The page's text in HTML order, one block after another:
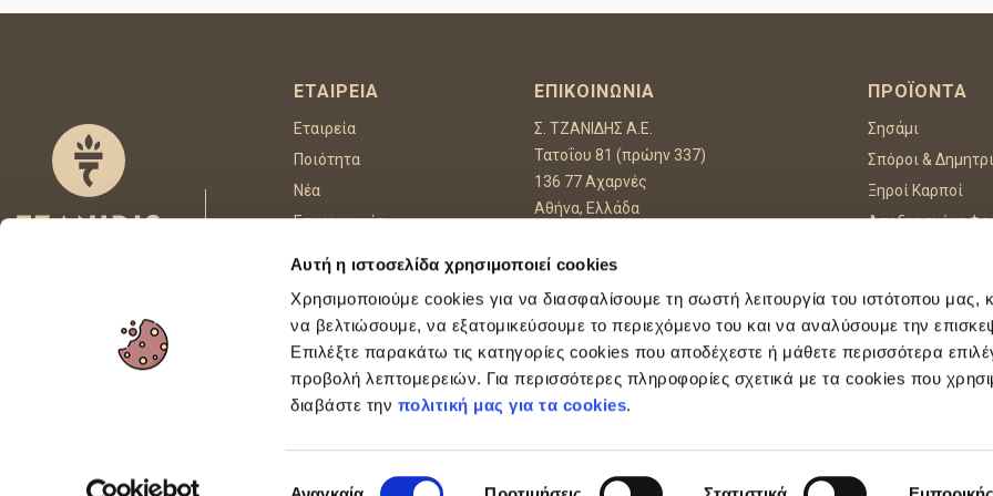
Αυτή η ιστοσελίδα χρησιμοποιεί cookies
Χρησιμοποιούμε cookies για να διασφαλίσουμε τη σωστή λειτουργία του ιστότοπου μας,
να βελτιώσουμε, να εξατομικεύσουμε το περιεχόμενο του και να αναλύσουμε την
Επιλέξτε παρακάτω τις κατηγορίες cookies που αποδέχεστε ή μάθετε περισσότερα
προβολή λεπτομερειών. Για περισσότερες πληροφορίες σχετικά με τα cookies που
διαβάστε την πολιτική μας για τα cookies.
FOLLOW US
ΕΤΑΙΡΕΊΑ
Εταιρεία
Ποιότητα
Νέα
Επικοινωνία
ΕΠΙΚΟΙΝΩΝΊΑ
Σ. ΤΖΑΝΙΔΗΣ Α.Ε.
Τατοΐου 81 (πρώην 337)
136 77 Αχαρνές
Αθήνα, Ελλάδα
Fax: +30 210 8002559
ΠΡΟΪΌΝΤΑ
Σησάμι
Σπόροι &
Ξηροί Καρποί
Αποξηραμένα
Ύλες Ζαχ/κής &
Πρόσθετα
This site is protected by reCAPTCHA and the Google